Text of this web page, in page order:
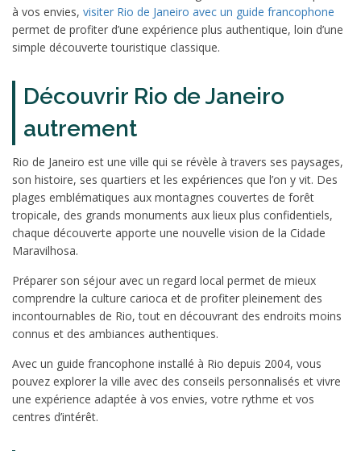
à vos envies, visiter Rio de Janeiro avec un guide francophone
permet de profiter d’une expérience plus authentique, loin d’une
simple découverte touristique classique.
Découvrir Rio de Janeiro
autrement
Rio de Janeiro est une ville qui se révèle à travers ses paysages,
son histoire, ses quartiers et les expériences que l’on y vit. Des
plages emblématiques aux montagnes couvertes de forêt
tropicale, des grands monuments aux lieux plus confidentiels,
chaque découverte apporte une nouvelle vision de la Cidade
Maravilhosa.
Préparer son séjour avec un regard local permet de mieux
comprendre la culture carioca et de profiter pleinement des
incontournables de Rio, tout en découvrant des endroits moins
connus et des ambiances authentiques.
Avec un guide francophone installé à Rio depuis 2004, vous
pouvez explorer la ville avec des conseils personnalisés et vivre
une expérience adaptée à vos envies, votre rythme et vos
centres d’intérêt.